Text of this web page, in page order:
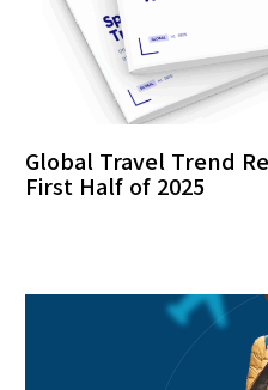
Global Travel Trend
First Half of 2025